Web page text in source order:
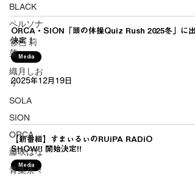
BLACK
ペルソナ
雪色 莉
菜
織月しお
り
SOLA
SION
ORCA
藤咲はな
青葉茶々
ORCA・SION「頭の体操Quiz Rush 2025冬」に出
決定！
Media
2025年12月19日
【新番組】すまぃるぃのRUiPA RADiO
SHOW!! 開始決定!!
Media